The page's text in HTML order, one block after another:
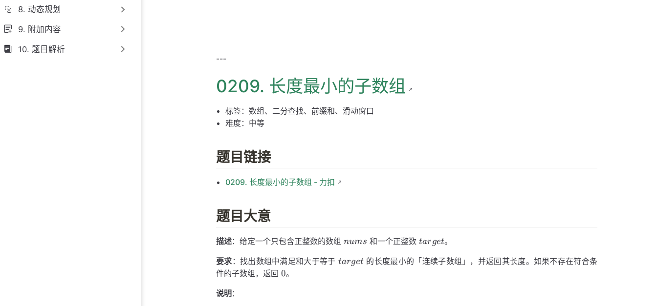
8. 动态规划
9. 附加内容
10. 题目解析
---
0209. 长度最小的子数组
标签：数组、二分查找、前缀和、滑动窗口
难度：中等
题目链接
0209. 长度最小的子数组 - 力扣
题目大意
描述：给定一个只包含正整数的数组 nums
nums 和一个正整数 target
target。
要求 ：找出数组中满足和大于等于 target
target 的长度最小的「连续子数组」，并返回其长度。如果不存在符合条
件的子数组，返回 0
0。
说明：